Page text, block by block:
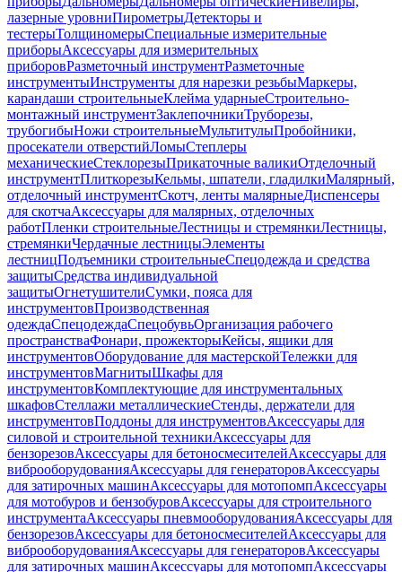
лазерные уровниПирометрыДетекторы и
тестерыТолщиномерыСпециальные измерительные
приборыАксессуары для измерительных
приборовРазметочный инструментРазметочные
инструментыИнструменты для нарезки резьбыМаркеры,
карандаши строительныеКлейма ударныеСтроительно-
монтажный инструментЗаклепочникиТруборезы,
трубогибыНожи строительныеМультитулыПробойники,
просекатели отверстийЛомыСтеплеры
механическиеСтеклорезыПрикаточные валикиОтделочный
инструментПлиткорезыКельмы, шпатели, гладилкиМалярный,
отделочный инструментСкотч, ленты малярныеДиспенсеры
для скотчаАксессуары для малярных, отделочных
работПленки строительныеЛестницы и стремянкиЛестницы,
стремянкиЧердачные лестницыЭлементы
лестницПодъемники строительныеСпецодежда и средства
защитыСредства индивидуальной
защитыОгнетушителиСумки, пояса для
инструментовПроизводственная
одеждаСпецодеждаСпецобувьОрганизация рабочего
пространстваФонари, прожекторыКейсы, ящики для
инструментовОборудование для мастерскойТележки для
инструментовМагнитыШкафы для
инструментовКомплектующие для инструментальных
шкафовСтеллажи металлическиеСтенды, держатели для
инструментовПоддоны для инструментовАксессуары для
силовой и строительной техникиАксессуары для
бензорезовАксессуары для бетоносмесителейАксессуары для
виброоборудованияАксессуары для генераторовАксессуары
для затирочных машинАксессуары для мотопомпАксессуары
для мотобуров и бензобуровАксессуары для строительного
инструментаАксессуары пневмооборудованияАксессуары для
бензорезовАксессуары для бетоносмесителейАксессуары для
виброоборудованияАксессуары для генераторовАксессуары
для затирочных машинАксессуары для мотопомпАксессуары